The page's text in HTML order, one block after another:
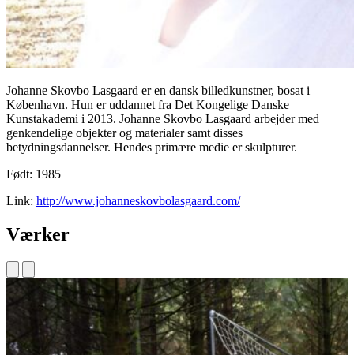
Johanne Skovbo Lasgaard er en dansk billedkunstner, bosat i
København. Hun er uddannet fra Det Kongelige Danske
Kunstakademi i 2013. Johanne Skovbo Lasgaard arbejder med
genkendelige objekter og materialer samt disses
betydningsdannelser. Hendes primære medie er skulpturer.
Født: 1985
Link: http://www.johanneskovbolasgaard.com/
Værker